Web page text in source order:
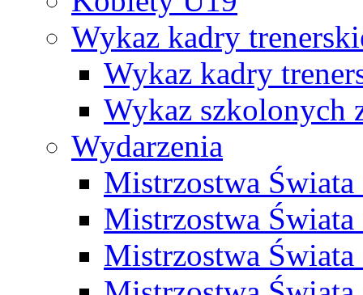
Wykaz kadry
Wykaz kadry
Wykaz szkolonych
Wydarzenia
Mistrzostwa
Mistrzostwa
Mistrzostwa